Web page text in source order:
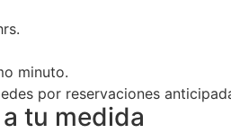
minuto.
por reservaciones
tu medida